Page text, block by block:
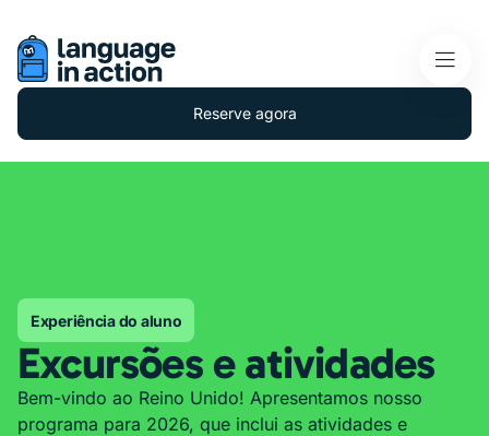
Reserve agora
Experiência do aluno
Excursões e atividades
Bem-vindo ao Reino Unido! Apresentamos nosso
programa para 2026, que inclui as atividades e